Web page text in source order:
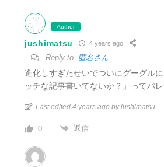
Author
jushimatsu 4 years ago
Reply to 匿名さん
進化しすぎたせいでついにグーグル
ッチな記事書いてないか？」ってバ
Last edited 4 years ago by jushimatsu
0 返信